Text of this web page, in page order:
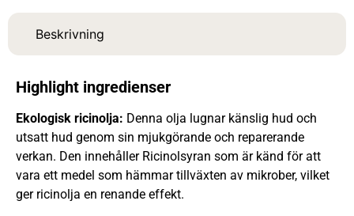
Beskrivning
Highlight ingredienser
Ekologisk ricinolja: Denna olja lugnar känslig hud och
utsatt hud genom sin mjukgörande och reparerande
verkan. Den innehåller Ricinolsyran som är känd för att
vara ett medel som hämmar tillväxten av mikrober, vilket
ger ricinolja en renande effekt.